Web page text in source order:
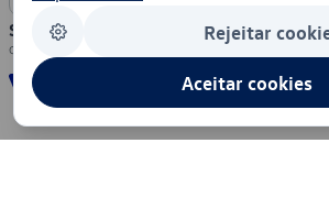
Segurança Rejeitar
Aceitar cookies